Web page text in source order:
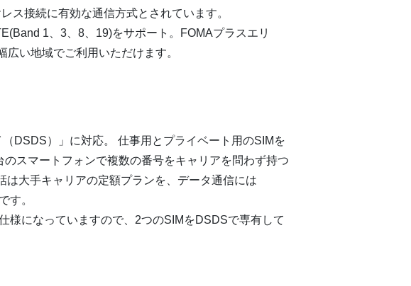
ス接続に有効な通信方式とされています。
1、3、8、19)をサポート。FOMAプラスエリ
い地域でご利用いただけます。
DSDS）」に対応。 仕事用とプライベート用のSIMを
スマートフォンで複数の番号をキャリアを問わず持つ
大手キャリアの定額プランを、データ通信には
す。
様になっていますので、2つのSIMをDSDSで専有して